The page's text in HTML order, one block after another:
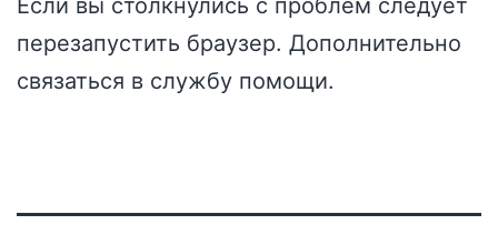
Если вы столкнулись с проблем следует
перезапустить браузер. Дополнительно
связаться в службу помощи.